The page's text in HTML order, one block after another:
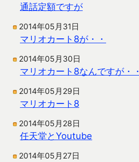
通話定額ですが
2014年05月31日
マリオカート8が・・
2014年05月30日
マリオカート8なんですが・・
2014年05月29日
マリオカート8
2014年05月28日
任天堂とYoutube
2014年05月27日